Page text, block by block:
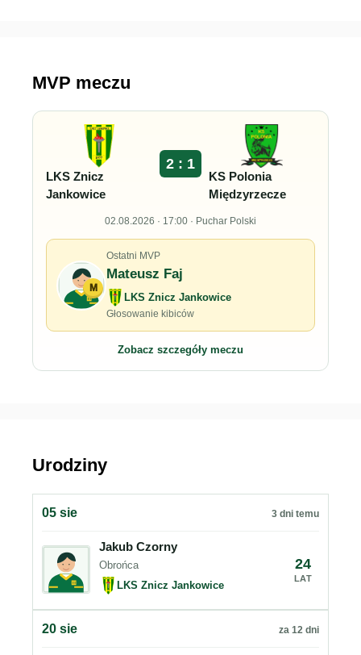
MVP meczu
LKS Znicz
Jankowice
2 : 1
KS Polonia
Międzyrzecze
02.08.2026 · 17:00 · Puchar Polski
M
Ostatni MVP
Mateusz Faj
LKS Znicz Jankowice
Głosowanie kibiców
Zobacz szczegóły meczu
Urodziny
05 sie 3 dni temu
Jakub Czorny
Obrońca
LKS Znicz Jankowice
24
LAT
20 sie za 12 dni